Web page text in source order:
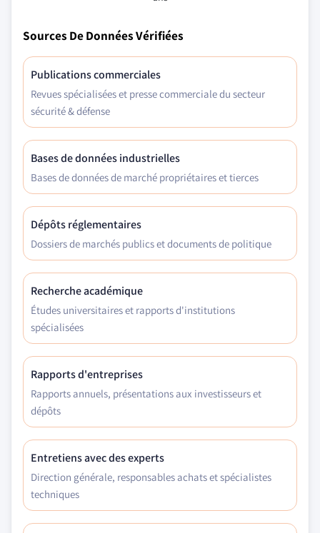
Sources De Données Vérifiées
Publications commerciales
Revues spécialisées et presse commerciale du secteur
sécurité & défense
Bases de données industrielles
Bases de données de marché propriétaires et tierces
Dépôts réglementaires
Dossiers de marchés publics et documents de politique
Recherche académique
Études universitaires et rapports d'institutions
spécialisées
Rapports d'entreprises
Rapports annuels, présentations aux investisseurs et
dépôts
Entretiens avec des experts
Direction générale, responsables achats et spécialistes
techniques